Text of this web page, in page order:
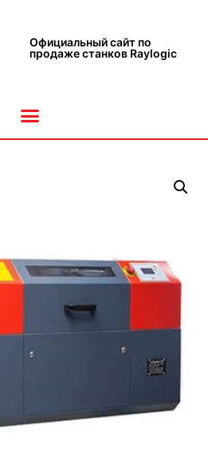
Официальный сайт по
продаже станков Raylogic